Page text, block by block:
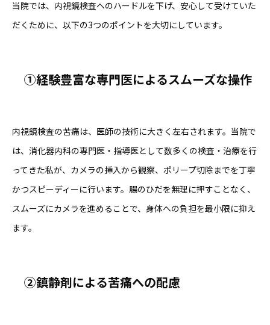
当院では、内視鏡検査へのハードルを下げ、安心して受けていた
だくために、以下の3つのポイントを大切にしています。
①経験豊富な専門医によるスムーズな操作
内視鏡検査の苦痛は、医師の技術に大きく左右されます。当院で
は、消化器内科の専門医・指導医として数多くの検査・治療を行
ってきた私が、カメラの挿入から観察、ポリープ切除までを丁寧
かつスピーディーに行います。腸のひだを無理に押すことなく、
スムーズにカメラを進めることで、身体への負担を最小限に抑え
ます。
②鎮静剤による苦痛への配慮